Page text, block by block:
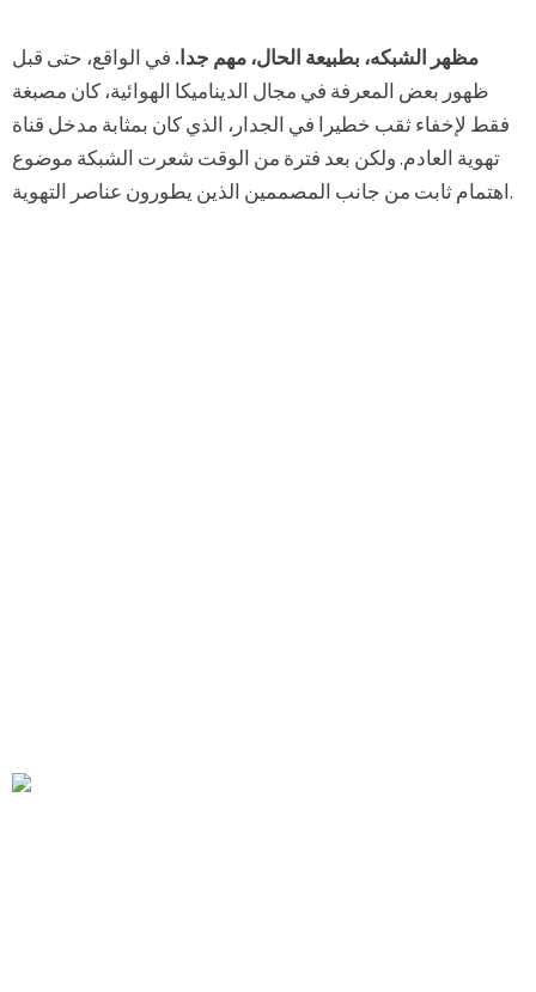
مظهر الشبكه، بطبيعة الحال، مهم جدا. في الواقع، حتى قبل
ظهور بعض المعرفة في مجال الديناميكا الهوائية، كان مصبغة
فقط لإخفاء ثقب خطيرا في الجدار، الذي كان بمثابة مدخل قناة
تهوية العادم. ولكن بعد فترة من الوقت شعرت الشبكة موضوع
اهتمام ثابت من جانب المصممين الذين يطورون عناصر التهوية.